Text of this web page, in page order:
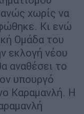
χωρίς να
Κι ενώ
Ομάδα του
εκλογή νέου
αναθέσει το
υπουργό
Καραμανλή. Η